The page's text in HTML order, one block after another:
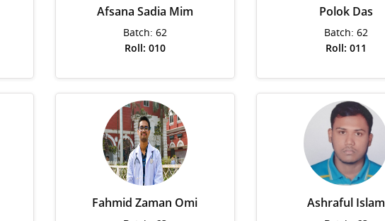
Afsana Sadia Mim
Batch: 62
Roll: 010
Polok Das
Batch: 62
Roll: 011
Fahmid Zaman Omi Ashraful Islam